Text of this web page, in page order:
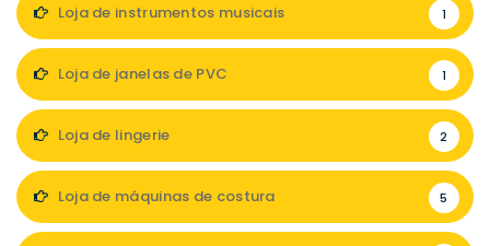
Loja de instrumentos musicais 1
Loja de janelas de PVC 1
Loja de lingerie 2
Loja de máquinas de costura 5